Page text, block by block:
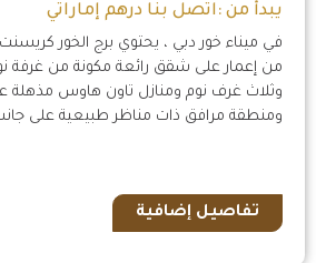
يبدأ من :اتصل بنا درهم إماراتي
من إعمار على شقق رائعة مكونة من غرفة
وثلاث غرف نوم ومنازل تاون هاوس مذهلة
ومنطقة مرافق ذات مناظر طبيعية على جانب
تفاصيل إضافية